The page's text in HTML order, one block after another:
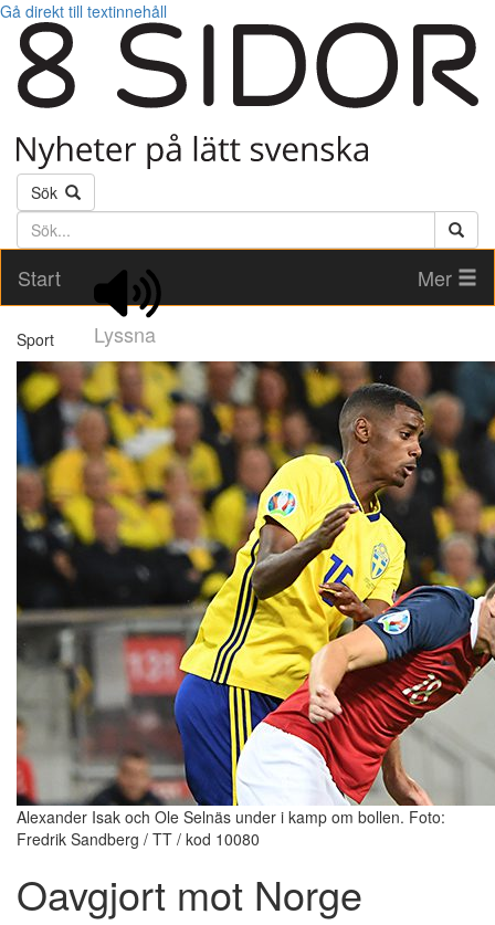
Gå direkt till textinnehåll
Sök
Söktext
Start
Lyssna
Mer
Sport
Alexander Isak och Ole Selnäs under i kamp om bollen. Foto:
Fredrik Sandberg / TT / kod 10080
Oavgjort mot Norge